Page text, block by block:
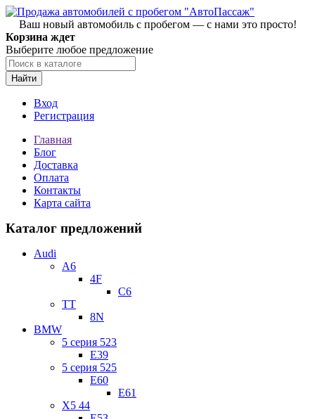
Ваш новый автомобиль с пробегом — с нами это просто!
Корзина ждет
Выберите любое предложение
Найти
Вход
Регистрация
Главная
Блог
Доставка
Оплата
Контакты
Карта сайта
Каталог предложений
Audi
A6
4F
C6
TT
8N
BMW
5 серия 523
E39
5 серия 525
E60
E61
X5 44